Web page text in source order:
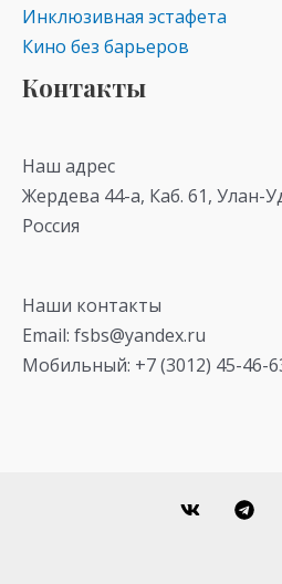
Инклюзивная эстафета
Кино без барьеров
Контакты
Наш адрес
Жердева 44-а, Каб. 61, Улан-
Россия
Наши контакты
Email: fsbs@yandex.ru
Мобильный: +7 (3012) 45-46-